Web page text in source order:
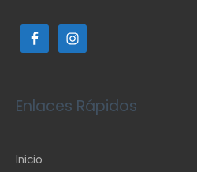
Enlaces Rápidos
Inicio